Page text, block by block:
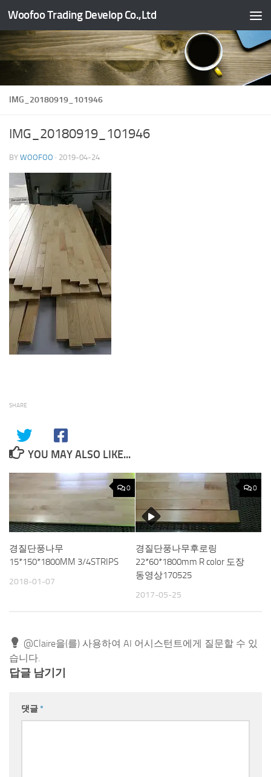
Skip to content
Woofoo Trading Develop Co.,Ltd
IMG_20180919_101946
IMG_20180919_101946
BY WOOFOO · 2019-04-24
SHARE
YOU MAY ALSO LIKE...
0
경질단풍나무
15*150*1800MM 3/4STRIPS
2018-01-07
0
경질단풍나무후로링
22*60*1800mm R color 도장
동영상170525
2017-05-25
@Claire을(를) 사용하여 AI 어시스턴트에게 질문할 수 있
습니다.
답글 남기기
댓글*